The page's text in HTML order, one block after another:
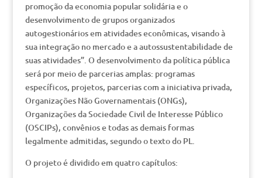
promoção da economia popular solidária e o
desenvolvimento de grupos organizados
autogestionários em atividades econômicas, visando à
sua integração no mercado e a autossustentabilidade de
suas atividades”. O desenvolvimento da política pública
será por meio de parcerias amplas: programas
específicos, projetos, parcerias com a iniciativa privada,
Organizações Não Governamentais (ONGs),
Organizações da Sociedade Civil de Interesse Público
(OSCIPs), convênios e todas as demais formas
legalmente admitidas, segundo o texto do PL.
O projeto é dividido em quatro capítulos: